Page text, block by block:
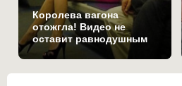
Королева вагона
отожгла! Видео не
оставит равнодушным